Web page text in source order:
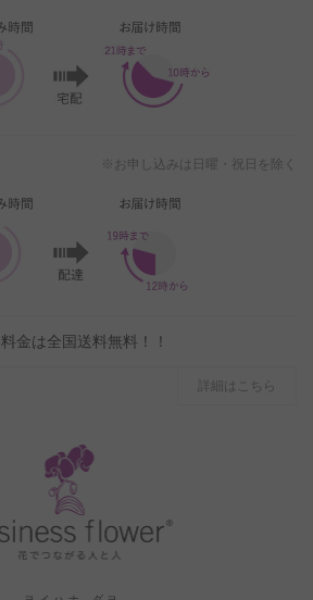
※お申し込みは日曜・祝日を除く
金は全国送料無料！！
詳細はこちら